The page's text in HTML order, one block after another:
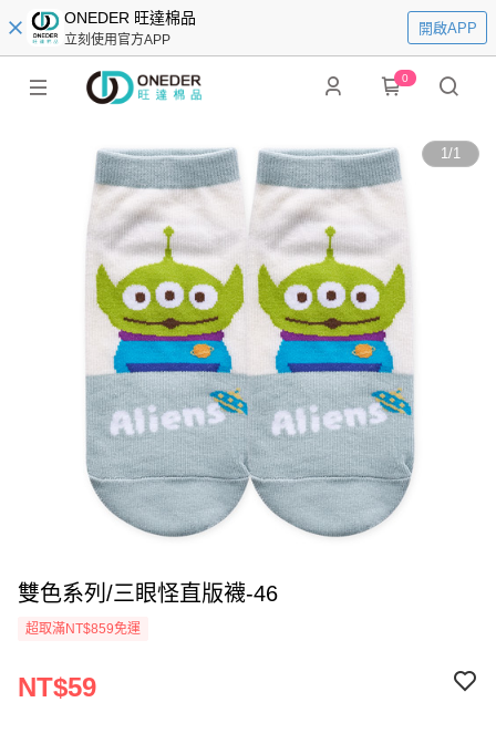
ONEDER 旺達棉品
立刻使用官方APP
開啟APP
0
1/1
雙色系列/三眼怪直版襪-46
超取滿NT$859免運
NT$59